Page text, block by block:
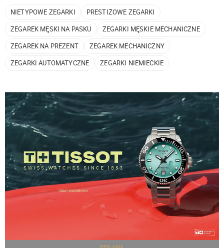
NIETYPOWE ZEGARKI
PRESTIŻOWE ZEGARKI
ZEGAREK MĘSKI NA PASKU
ZEGARKI MĘSKIE MECHANICZNE
ZEGAREK NA PREZENT
ZEGAREK MECHANICZNY
ZEGARKI AUTOMATYCZNE
ZEGARKI NIEMIECKIE